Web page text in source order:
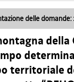
delle
della
territoriale